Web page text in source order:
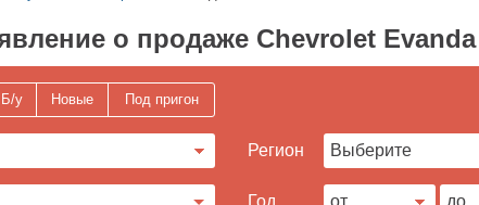
о продаже Chevrolet Evanda
Б/у Новые Под пригон
Регион
Год